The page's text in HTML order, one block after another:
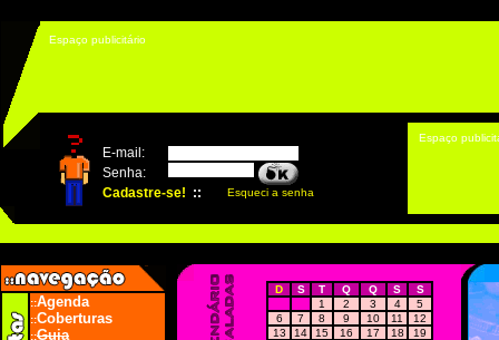
Espaço publicitário
Espaço
::Agenda
::Coberturas
::Guia
D S T Q Q S
S
1
2 3 4
5
6
7 8 9 10 11
12
13
14 15 16 17 18
19